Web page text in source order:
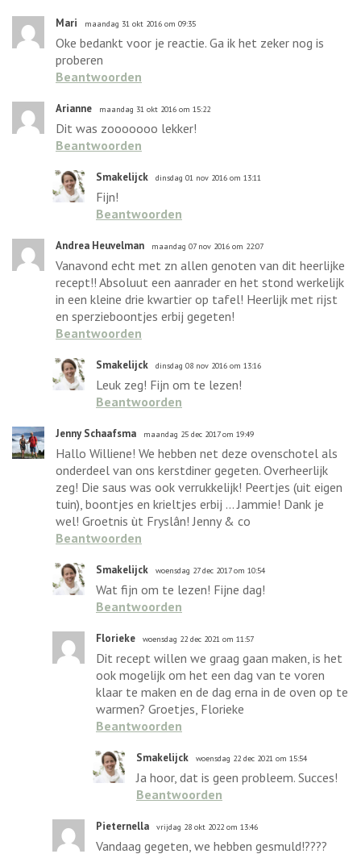
Mari maandag 31 okt 2016 om 09:35
Oke bedankt voor je reactie. Ga ik het zeker nog is
proberen
Beantwoorden
Arianne maandag 31 okt 2016 om 15:22
Dit was zooooooo lekker!
Beantwoorden
Smakelijck dinsdag 01 nov 2016 om 13:11
Fijn!
Beantwoorden
Andrea Heuvelman maandag 07 nov 2016 om 22:07
Vanavond echt met zn allen genoten van dit heerlijke
recept!! Absoluut een aanrader en het stond werkelijk
in een kleine drie kwartier op tafel! Heerlijk met rijst
en sperzieboontjes erbij gegeten!
Beantwoorden
Smakelijck dinsdag 08 nov 2016 om 13:16
Leuk zeg! Fijn om te lezen!
Beantwoorden
Jenny Schaafsma maandag 25 dec 2017 om 19:49
Hallo Williene! We hebben net deze ovenschotel als
onderdeel van ons kerstdiner gegeten. Overheerlijk
zeg! Die saus was ook verrukkelijk! Peertjes (uit eigen
tuin), boontjes en krieltjes erbij ... Jammie! Dank je
wel! Groetnis ùt Fryslân! Jenny & co
Beantwoorden
Smakelijck woensdag 27 dec 2017 om 10:54
Wat fijn om te lezen! Fijne dag!
Beantwoorden
Florieke woensdag 22 dec 2021 om 11:57
Dit recept willen we graag gaan maken, is het
ook mogelijk om het een dag van te voren
klaar te maken en de dag erna in de oven op te
warmen? Groetjes, Florieke
Beantwoorden
Smakelijck woensdag 22 dec 2021 om 15:54
Ja hoor, dat is geen probleem. Succes!
Beantwoorden
Pieternella vrijdag 28 okt 2022 om 13:46
Vandaag gegeten, we hebben gesmuld!????